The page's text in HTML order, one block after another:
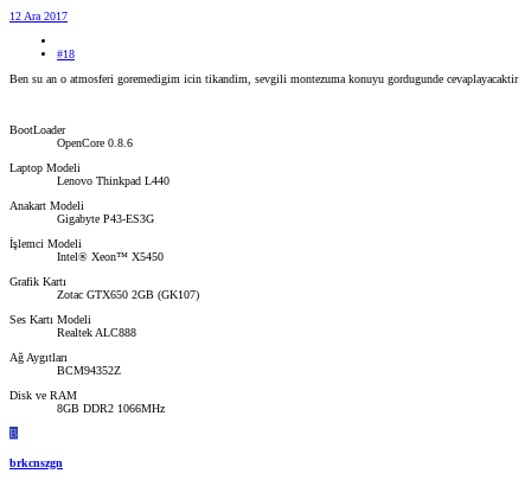
12 Ara 2017
#18
Ben su an o atmosferi goremedigim icin tikandim, sevgili montezuma konuyu gordugunde cevaplayacaktir
BootLoader
OpenCore 0.8.6
Laptop Modeli
Lenovo Thinkpad L440
Anakart Modeli
Gigabyte P43-ES3G
İşlemci Modeli
Intel® Xeon™ X5450
Grafik Kartı
Zotac GTX650 2GB (GK107)
Ses Kartı Modeli
Realtek ALC888
Ağ Aygıtları
BCM94352Z
Disk ve RAM
8GB DDR2 1066MHz
B
brkcnszgn